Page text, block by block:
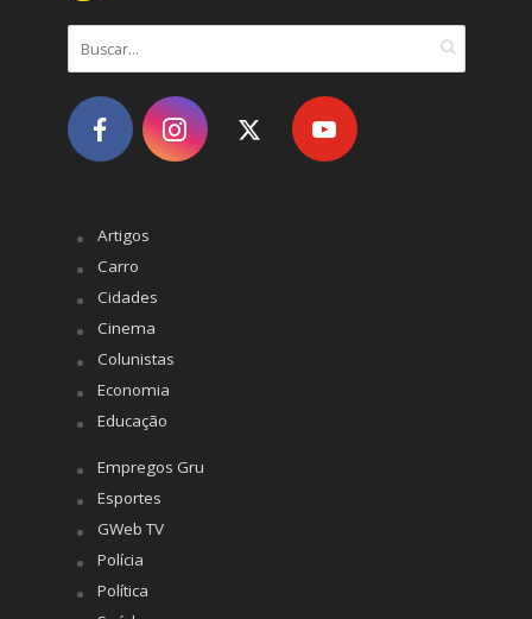
Artigos
Carro
Cidades
Cinema
Colunistas
Economia
Educação
Empregos Gru
Esportes
GWeb TV
Polícia
Política